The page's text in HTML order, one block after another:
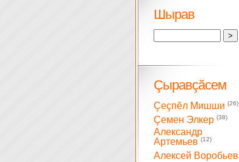
Шырав
Çыравçăсем
Çеçпĕл Мишши (26)
Çемен Элкер (38)
Александр
Артемьев (12)
Алексей Воробьев